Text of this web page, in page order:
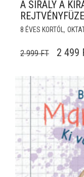
A SIRÁLY A
8 ÉVES KORTÓL ,
2 999FT 2 499